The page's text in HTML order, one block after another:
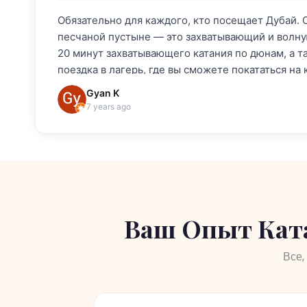
Мы прекрасно провели время! Водитель
Обязательно пристегнитесь и предложите им
будто они ее украли.
Atley Joseph
3 years ago